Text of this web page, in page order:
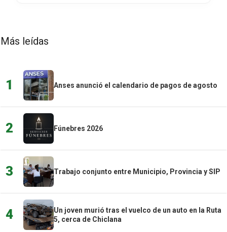
Más leídas
1 Anses anunció el calendario de pagos de agosto
2 Fúnebres 2026
3 Trabajo conjunto entre Municipio, Provincia y SIP
4
Un joven murió tras el vuelco de un auto en la Ruta
5, cerca de Chiclana